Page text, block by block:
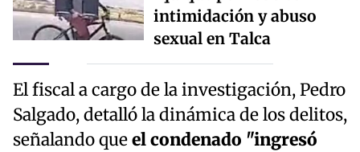
intimidación y abuso
sexual en Talca
El fiscal a cargo de la investigación, Pedro
Salgado, detalló la dinámica de los delitos,
señalando queel condenado "ingresó